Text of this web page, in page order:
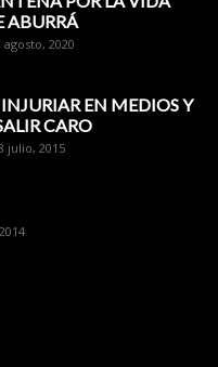
ABURRÁ
agosto, 2020
EN MEDIOS Y
CARO
julio, 2015